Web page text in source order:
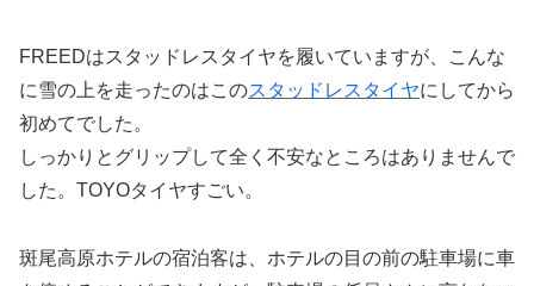
FREEDはスタッドレスタイヤを履いていますが、こんな
に雪の上を走ったのはこのスタッドレスタイヤにしてから
初めてでした。
しっかりとグリップして全く不安なところはありませんで
した。TOYOタイヤすごい。
斑尾高原ホテルの宿泊客は、ホテルの目の前の駐車場に車